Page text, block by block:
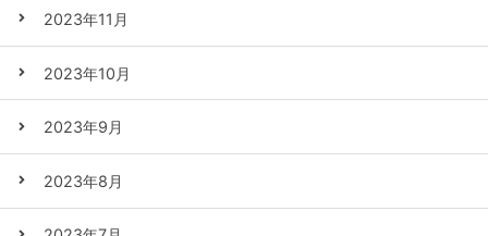
2023年11月
2023年10月
2023年9月
2023年8月